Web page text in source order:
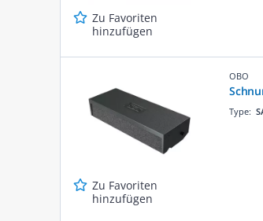
Zu Favoriten
hinzufügen
Zu Favoriten
hinzufügen
OBO
Type: